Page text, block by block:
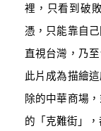
裡，只看到破
憑，只能靠自
直視台灣，乃
此片成為描繪
除的中華商場
的「克難街」